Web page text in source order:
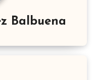
Balbuena